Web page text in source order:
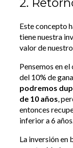
Este concepto
tiene nuestra
valor de
Pensemos en
del 10% de
podremos
de 10 años,
entonces
inferior a 6
La inversión en